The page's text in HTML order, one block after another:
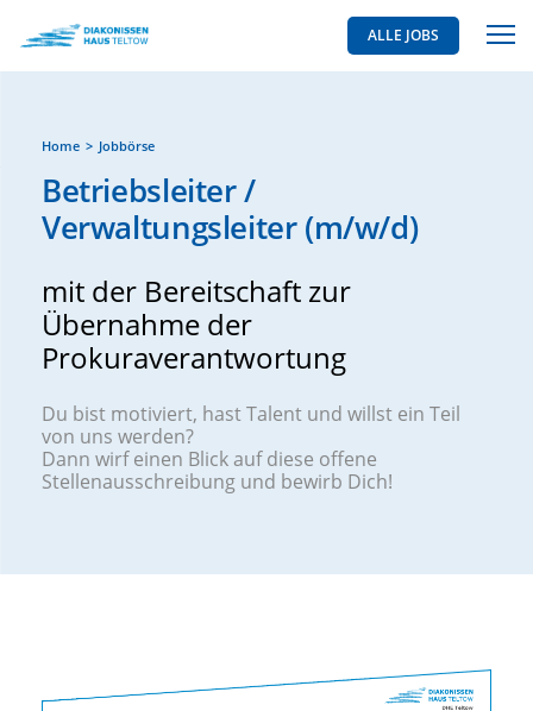
ALLE JOBS
Home Jobbörse
Betriebsleiter /
Verwaltungsleiter (m/w/d)
mit der Bereitschaft zur
Übernahme der
Prokuraverantwortung
Du bist motiviert, hast Talent und willst ein Teil
von uns werden?
Dann wirf einen Blick auf diese offene
Stellenausschreibung und bewirb Dich!